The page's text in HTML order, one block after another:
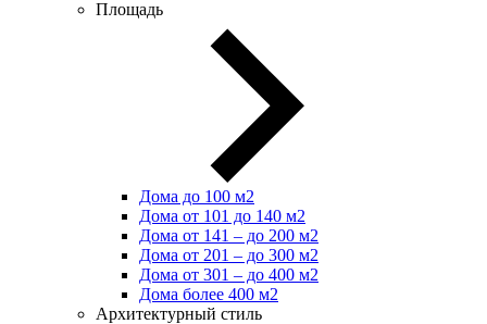
Площадь
Дома до 100 м2
Дома от 101 до 140 м2
Дома от 141 – до 200 м2
Дома от 201 – до 300 м2
Дома от 301 – до 400 м2
Дома более 400 м2
Архитектурный стиль